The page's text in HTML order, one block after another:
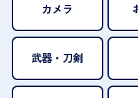
カメラ
武器・刀剣